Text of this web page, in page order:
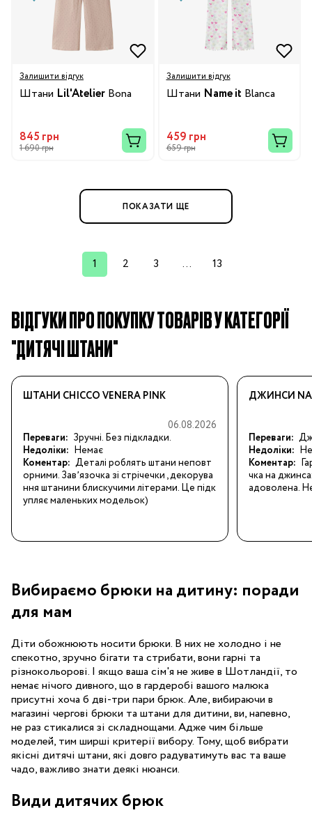
Залишити відгук
Штани Lil'Atelier Bona
845 грн
1 690 грн
Залишити відгук
Штани Name it Blanca
459 грн
659 грн
ПОКАЗАТИ ЩЕ
1 2 3 ... 13
ВІДГУКИ ПРО ПОКУПКУ ТОВАРІВ У КАТЕГОРІЇ
"ДИТЯЧІ ШТАНИ"
ШТАНИ CHICCO VENERA PINK
06.08.2026
Переваги: Зручні. Без підкладки.
Недоліки: Немає
Коментар: Деталі роблять штани неповт
орними. Завʼязочка зі стрічечки , декорува
ння штанини блискучими літерами. Це підк
упляє маленьких модельок)
ДЖИНСИ
Переваги:
Недоліки:
Коментар:
чка на
адоволена.
Вибираємо брюки на дитину: поради
для мам
Діти обожнюють носити брюки. В них не холодно і не
спекотно, зручно бігати та стрибати, вони гарні та
різнокольорові. І якщо ваша сім'я не живе в Шотландії, то
немає нічого дивного, що в гардеробі вашого малюка
присутні хоча б дві-три пари брюк. Але, вибираючи в
магазині чергові брюки та штани для дитини, ви, напевно,
не раз стикалися зі складнощами. Адже чим більше
моделей, тим ширші критерії вибору. Тому, щоб вибрати
якісні дитячі штани, які довго радуватимуть вас та ваше
чадо, важливо знати деякі нюанси.
Види дитячих брюк